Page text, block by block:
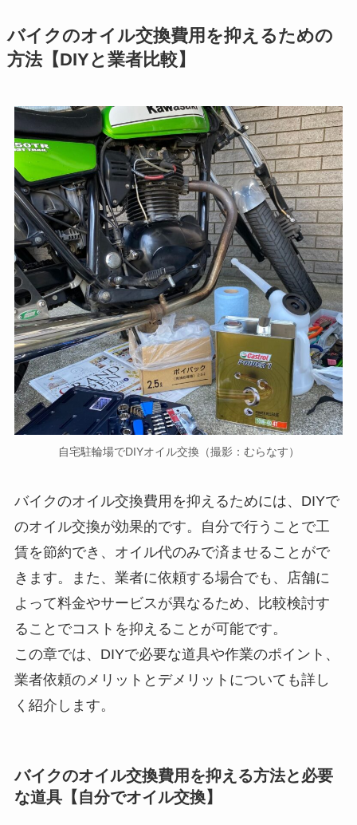
バイクのオイル交換費用を抑えるための
方法【DIYと業者比較】
自宅駐輪場でDIYオイル交換（撮影：むらなす）
バイクのオイル交換費用を抑えるためには、DIYで
のオイル交換が効果的です。自分で行うことで工
賃を節約でき、オイル代のみで済ませることがで
きます。また、業者に依頼する場合でも、店舗に
よって料金やサービスが異なるため、比較検討す
ることでコストを抑えることが可能です。
この章では、DIYで必要な道具や作業のポイント、
業者依頼のメリットとデメリットについても詳し
く紹介します。
バイクのオイル交換費用を抑える方法と必要
な道具【自分でオイル交換】